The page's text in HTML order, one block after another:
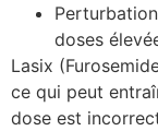
doses
Lasix
ce qui peut
dose est